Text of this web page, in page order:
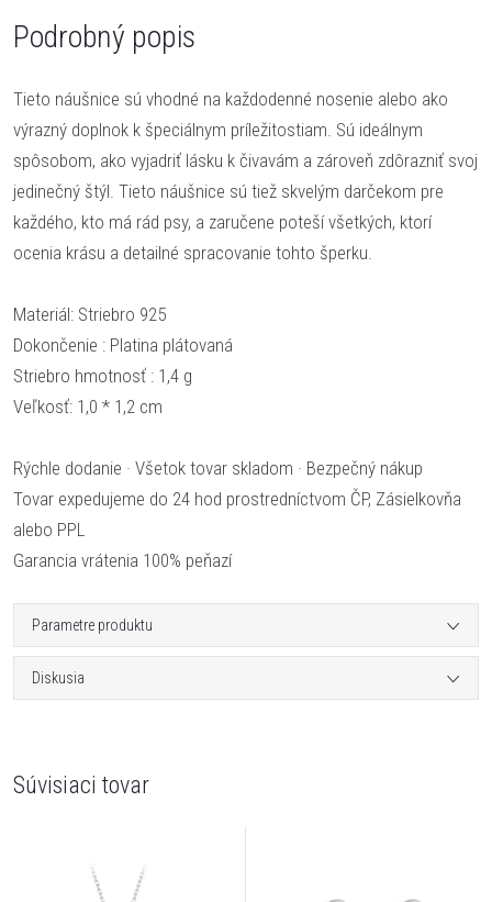
Podrobný popis
Tieto náušnice sú vhodné na každodenné nosenie alebo ako
výrazný doplnok k špeciálnym príležitostiam. Sú ideálnym
spôsobom, ako vyjadriť lásku k čivavám a zároveň zdôrazniť svoj
jedinečný štýl. Tieto náušnice sú tiež skvelým darčekom pre
každého, kto má rád psy, a zaručene poteší všetkých, ktorí
ocenia krásu a detailné spracovanie tohto šperku.
Materiál: Striebro 925
Dokončenie : Platina plátovaná
Striebro hmotnosť : 1,4 g
Veľkosť: 1,0 * 1,2 cm
Rýchle dodanie · Všetok tovar skladom · Bezpečný nákup
Tovar expedujeme do 24 hod prostredníctvom ČP, Zásielkovňa
alebo PPL
Garancia vrátenia 100% peňazí
Parametre produktu
Diskusia
Súvisiaci tovar